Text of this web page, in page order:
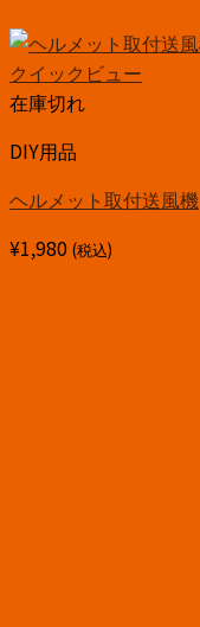
クイックビュー
在庫切れ
DIY用品
ヘルメット取付送風機
¥1,980 (税込)